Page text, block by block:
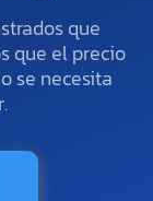
que
que el precio
se necesita